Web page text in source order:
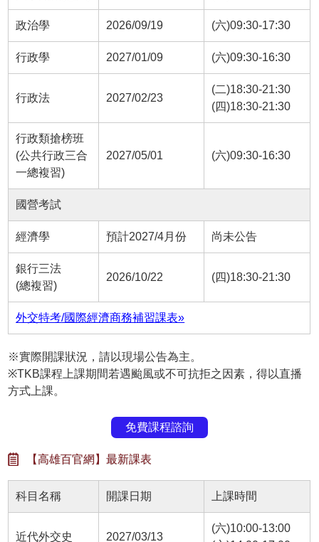
政治學 2026/09/19 (六)09:30-17:30
行政學 2027/01/09 (六)09:30-16:30
行政法 2027/02/23
(二)18:30-21:30
(四)18:30-21:30
行政類搶榜班
(公共行政三合
一總複習)
2027/05/01 (六)09:30-16:30
國營考試
經濟學 預計2027/4月份 尚未公告
銀行三法
(總複習)
2026/10/22 (四)18:30-21:30
外交特考/國際經濟商務補習課表»
※實際開課狀況，請以現場公告為主。
※TKB課程上課期間若遇颱風或不可抗拒之因素，得以直播
方式上課。
免費課程諮詢
【高雄百官網】最新課表
科目名稱 開課日期 上課時間
近代外交史 2027/03/13
(六)10:00-13:00